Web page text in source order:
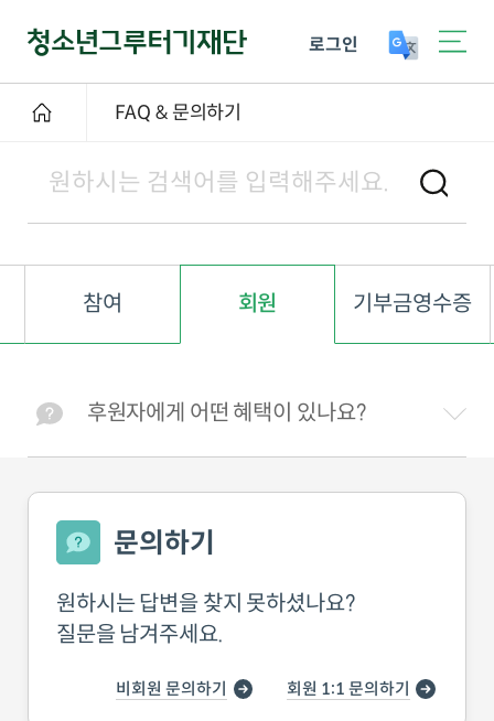
로그인
FAQ & 문의하기
참여 회원 기부금영수증
후원자에게 어떤 혜택이 있나요?
문의하기
원하시는 답변을 찾지 못하셨나요?
질문을 남겨주세요.
비회원 문의하기 회원 1:1 문의하기